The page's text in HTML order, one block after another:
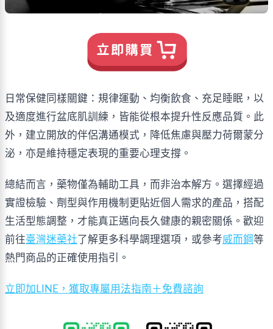
日常保健同樣關鍵：規律運動、均衡飲食、充足睡眠，以
及適度進行盆底肌訓練，皆能從根本提升性反應品質。此
外，建立開放的伴侶溝通模式，降低焦慮與壓力荷爾蒙分
泌，亦是維持穩定表現的重要心理支撐。
總結而言，藥物僅為輔助工具，而非治本解方。選擇經過
實證檢驗、劑型與作用機制更貼近個人需求的產品，搭配
生活型態調整，才能真正邁向長久健康的親密關係。歡迎
前往臺灣迷藥社 了解更多科學調理選項，或參考威而鋼 等
熱門商品的正確使用指引。
立即加LINE，獲取專屬用法指南＋免費諮詢